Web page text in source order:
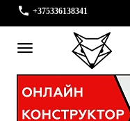
+375336138341